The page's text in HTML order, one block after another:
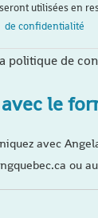
utilisées en
de confidentialité
politique de
le
avec
ou